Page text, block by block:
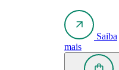
Saiba
mais